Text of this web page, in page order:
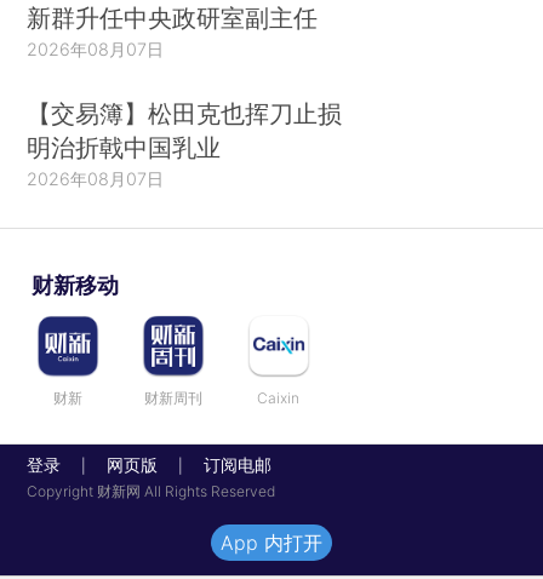
新群升任中央政研室副主任
2026年08月07日
【交易簿】松田克也挥刀止损
明治折戟中国乳业
2026年08月07日
财新移动
财新 财新周刊 Caixin
登录 网页版 订阅电邮
Copyright 财新网 All Rights Reserved
App 内打开